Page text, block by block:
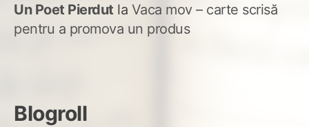
Un Poet Pierdut la Vaca mov – carte scrisă
pentru a promova un produs
Blogroll